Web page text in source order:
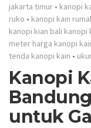
jakarta timur • kanopi
ruko • kanopi kain
kanopi kian bali kanopi
meter harga kanopi
tenda kanopi kain •
Kanopi
untuk